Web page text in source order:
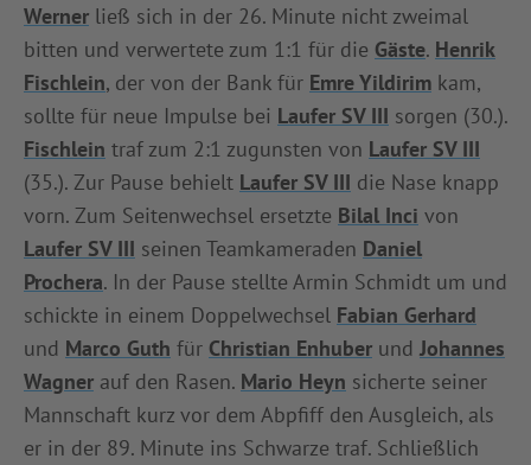
Werner ließ sich in der 26. Minute nicht zweimal
bitten und verwertete zum 1:1 für die Gäste. Henrik
Fischlein, der von der Bank für Emre Yildirim kam,
sollte für neue Impulse bei Laufer SV III sorgen (30.).
Fischlein traf zum 2:1 zugunsten von Laufer SV III
(35.). Zur Pause behielt Laufer SV III die Nase knapp
vorn. Zum Seitenwechsel ersetzte Bilal Inci von
Laufer SV III seinen Teamkameraden Daniel
Prochera. In der Pause stellte Armin Schmidt um und
schickte in einem Doppelwechsel Fabian Gerhard
und Marco Guth für Christian Enhuber und Johannes
Wagner auf den Rasen. Mario Heyn sicherte seiner
Mannschaft kurz vor dem Abpfiff den Ausgleich, als
er in der 89. Minute ins Schwarze traf. Schließlich